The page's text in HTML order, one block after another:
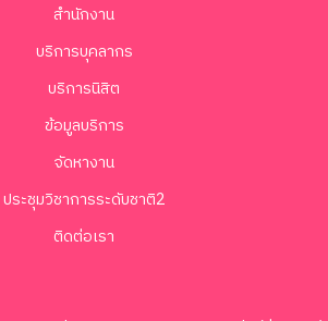
สำนักงาน
บริการบุคลากร
บริการนิสิต
ข้อมูลบริการ
จัดหางาน
ประชุมวิชาการระดับชาติ2
ติดต่อเรา